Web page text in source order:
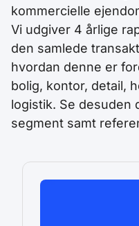
kommercielle
Vi udgiver 4 årlige
den samlede
hvordan denne er
bolig, kontor, detail,
logistik. Se desuden
segment samt